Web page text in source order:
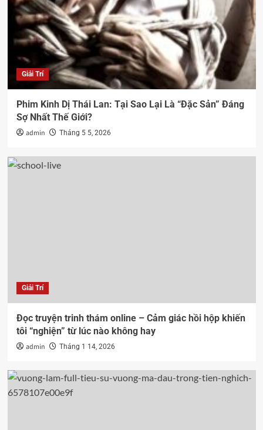
Giải Trí
Phim Kinh Dị Thái Lan: Tại Sao Lại Là “Đặc Sản” Đáng
Sợ Nhất Thế Giới?
admin Tháng 5 5, 2026
Giải Trí
Đọc truyện trinh thám online – Cảm giác hồi hộp khiến
tôi “nghiện” từ lúc nào không hay
admin Tháng 1 14, 2026